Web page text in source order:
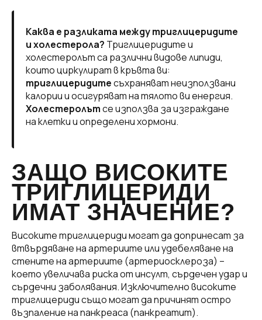
Каква е разликата между триглицеридите
и холестерола? Триглицеридите и
холестеролът са различни видове липиди,
които циркулират в кръвта ви:
триглицеридитесъхраняват неизползвани
калории и осигуряват на тялото ви енергия.
Холестеролътсе използва за изграждане
на клетки и определени хормони.
ЗАЩО ВИСОКИТЕ
ТРИГЛИЦЕРИДИ
ИМАТ ЗНАЧЕНИЕ?
Високите триглицериди могат да допринесат за
втвърдяване на артериите или удебеляване на
стените на артериите (артериосклероза) –
което увеличава риска от инсулт, сърдечен удар и
сърдечни заболявания. Изключително високите
триглицериди също могат да причинят остро
възпаление на панкреаса (панкреатит).